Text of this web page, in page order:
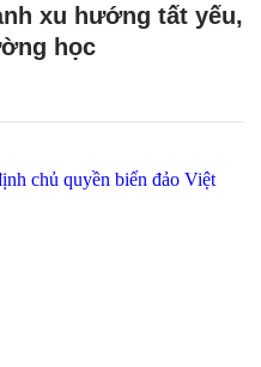
xu hướng tất yếu,
học